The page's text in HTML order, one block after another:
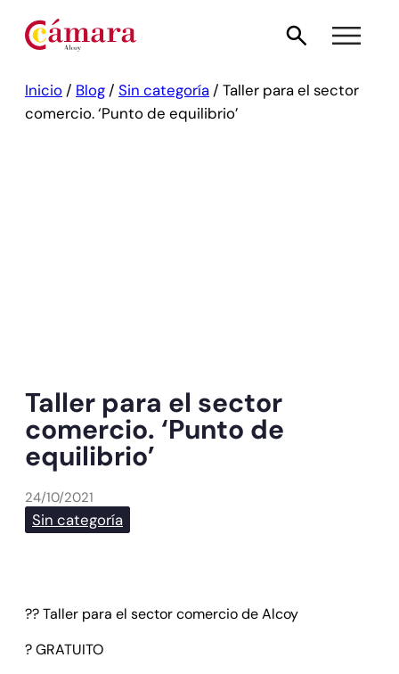
Inicio / Blog / Sin categoría / Taller para el sector
comercio. ‘Punto de equilibrio’
Taller para el sector
comercio. ‘Punto de
equilibrio’
24/10/2021
Sin categoría
?? Taller para el sector comercio de Alcoy
? GRATUITO